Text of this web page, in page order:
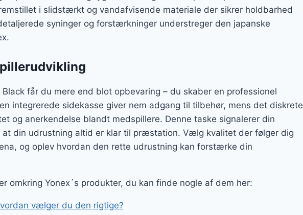
i slidstærkt og vandafvisende materiale der sikrer holdbarhed
syninger og forstærkninger understreger den japanske
Black får du mere end blot opbevaring – du skaber en professionel
integrerede sidekasse giver nem adgang til tilbehør, mens det diskrete
og anerkendelse blandt medspillere. Denne taske signalerer din
din udrustning altid er klar til præstation. Vælg kvalitet der følger dig
og oplev hvordan den rette udrustning kan forstærke din
omkring Yonex´s produkter, du kan finde nogle af dem her:
vælger du den rigtige?